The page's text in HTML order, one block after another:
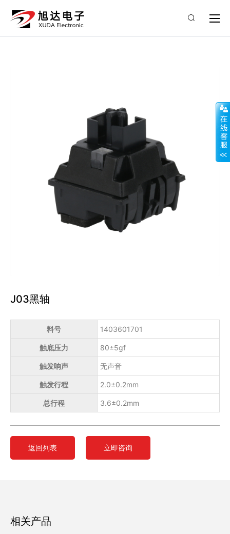
J03黑轴
料号 1403601701
触底压力 80±5gf
触发响声 无声音
触发行程 2.0±0.2mm
总行程 3.6±0.2mm
返回列表 立即咨询
相关产品